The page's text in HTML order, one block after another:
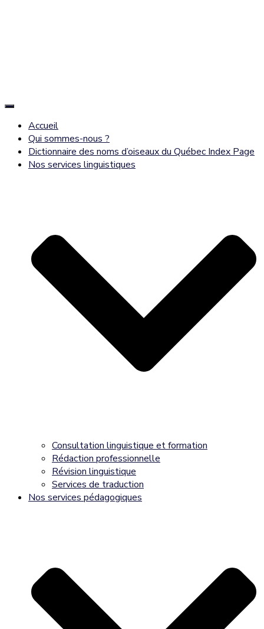
Déplier
navigationAccueil
Qui sommes-nous ?
Dictionnaire des noms d’oiseaux du Québec Index Page
Nos services linguistiques
Consultation linguistique et formation
Rédaction professionnelle
Révision linguistique
Services de traduction
Nos services pédagogiques